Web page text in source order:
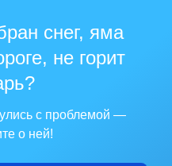
снег, яма
не горит
с проблемой —
о ней!